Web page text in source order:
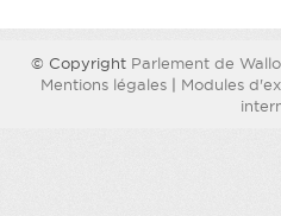
© Copyright Parlement de
Mentions légales| Modules